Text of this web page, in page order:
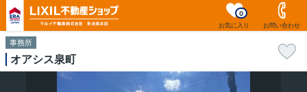
お気に入り
0
お問い合わせ
事務所
オアシス泉町